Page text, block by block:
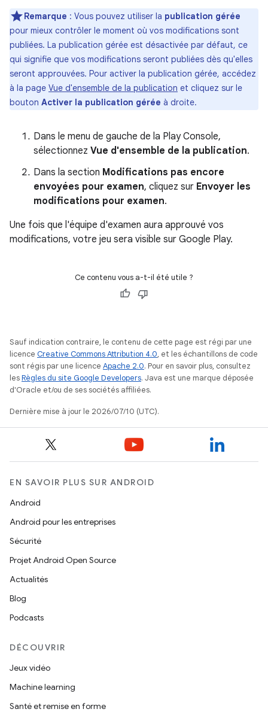
Remarque : Vous pouvez utiliser la publication gérée
pour mieux contrôler le moment où vos modifications sont
publiées. La publication gérée est désactivée par défaut, ce
qui signifie que vos modifications seront publiées dès qu'elles
seront approuvées. Pour activer la publication gérée, accédez
à la page Vue d'ensemble de la publication et cliquez sur le
bouton Activer la publication gérée à droite.
Dans le menu de gauche de la Play Console,
sélectionnez Vue d'ensemble de la publication.
Dans la section Modifications pas encore
envoyées pour examen, cliquez sur Envoyer les
modifications pour examen.
Une fois que l'équipe d'examen aura approuvé vos
modifications, votre jeu sera visible sur Google Play.
Ce contenu vous a-t-il été utile ?
Sauf indication contraire, le contenu de cette page est régi par une
licence Creative Commons Attribution 4.0, et les échantillons de code
sont régis par une licence Apache 2.0. Pour en savoir plus, consultez
lesRègles du site Google Developers. Java est une marque déposée
d'Oracle et/ou de ses sociétés affiliées.
Dernière mise à jour le 2026/07/10 (UTC).
EN SAVOIR PLUS SUR ANDROID
Android
Android pour les entreprises
Sécurité
Projet Android Open Source
Actualités
Blog
Podcasts
DÉCOUVRIR
Jeux vidéo
Machine learning
Santé et remise en forme